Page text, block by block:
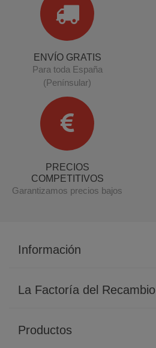
ENVÍO GRATIS
Para toda España
(Penínsular)
PRECIOS
COMPETITIVOS
Garantizamos precios bajos
Información
La Factoría del Recambio
Productos